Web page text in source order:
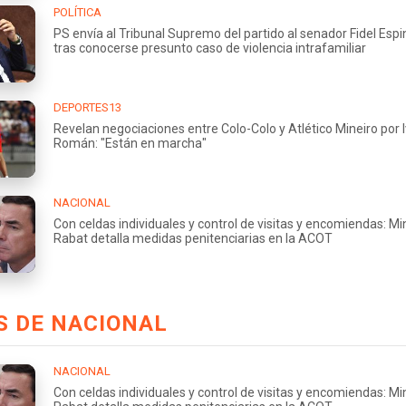
POLÍTICA
PS envía al Tribunal Supremo del partido al senador Fidel
tras conocerse presunto caso de violencia intrafamiliar
DEPORTES13
Revelan negociaciones entre Colo-Colo y Atlético Mineiro por
Román: "Están en marcha"
NACIONAL
Con celdas individuales y control de visitas y encomiendas:
Rabat detalla medidas penitenciarias en la ACOT
DE NACIONAL
NACIONAL
Con celdas individuales y control de visitas y encomiendas: